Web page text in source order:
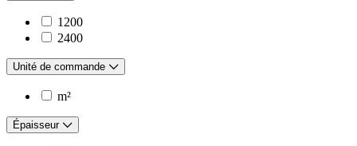
1200
2400
Unité de commande
m²
Épaisseur